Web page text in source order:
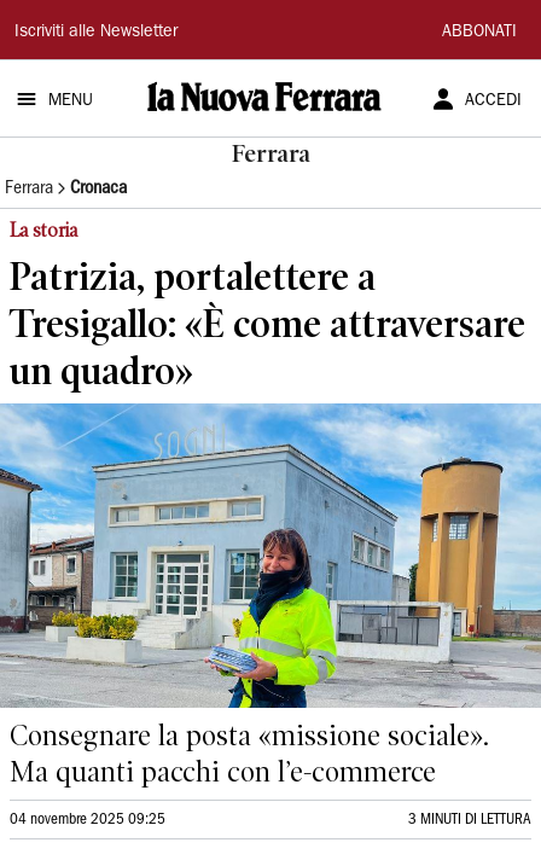
La
Nuova
Ferrara
Iscriviti alle Newsletter ABBONATI
MENU ACCEDI
Ferrara
Ferrara Cronaca
La storia
Patrizia, portalettere a
Tresigallo: «È come attraversare
un quadro»
Consegnare la posta «missione sociale».
Ma quanti pacchi con l’e-commerce
04 novembre 2025 09:25 3 MINUTI DI LETTURA